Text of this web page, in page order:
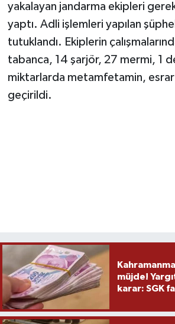
yakalayan jandarma ekipleri
yaptı. Adli işlemleri yapılan
tutuklandı. Ekiplerin
tabanca, 14 şarjör, 27 mermi, 1
miktarlarda metamfetamin,
geçirildi.
müjde!
karar: SGK